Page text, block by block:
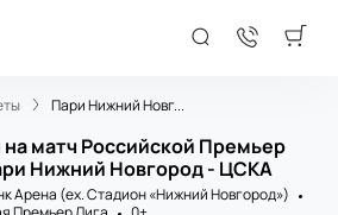
Пари Нижний Новг...
матч Российской Премьер
Нижний Новгород - ЦСКА
Арена (ex. Стадион «Нижний Новгород»)